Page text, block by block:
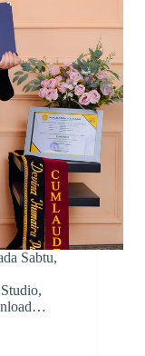
Sabtu,